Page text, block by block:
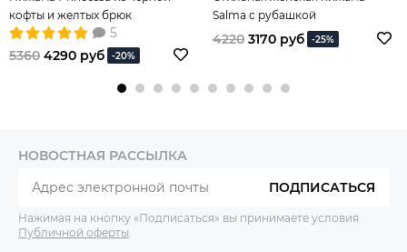
кофты и желтых брюк
5
5360 4290 руб -20%
Salma с рубашкой
4220 3170 руб -25%
НОВОСТНАЯ РАССЫЛКА
ПОДПИСАТЬСЯ
Нажимая на кнопку «Подписаться» вы принимаете условия
Публичной оферты